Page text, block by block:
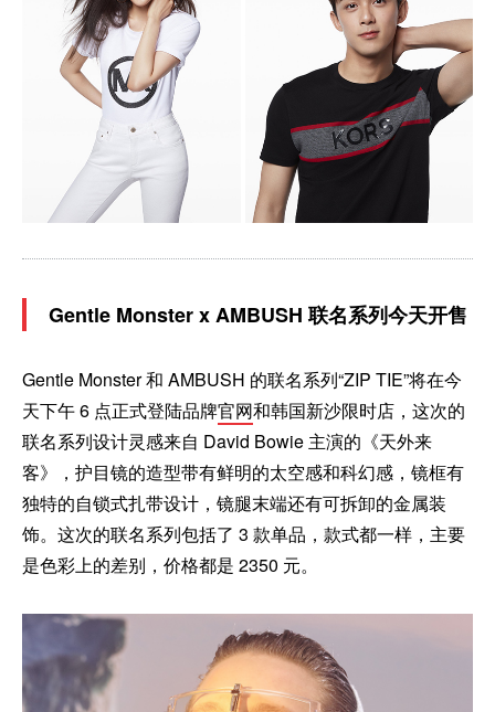
Gentle Monster x AMBUSH 联名系列今天开售
Gentle Monster 和 AMBUSH 的联名系列“ZIP TIE”将在今
天下午 6 点正式登陆品牌官网和韩国新沙限时店，这次的
联名系列设计灵感来自 David Bowie 主演的《天外来
客》，护目镜的造型带有鲜明的太空感和科幻感，镜框有
独特的自锁式扎带设计，镜腿末端还有可拆卸的金属装
饰。这次的联名系列包括了 3 款单品，款式都一样，主要
是色彩上的差别，价格都是 2350 元。